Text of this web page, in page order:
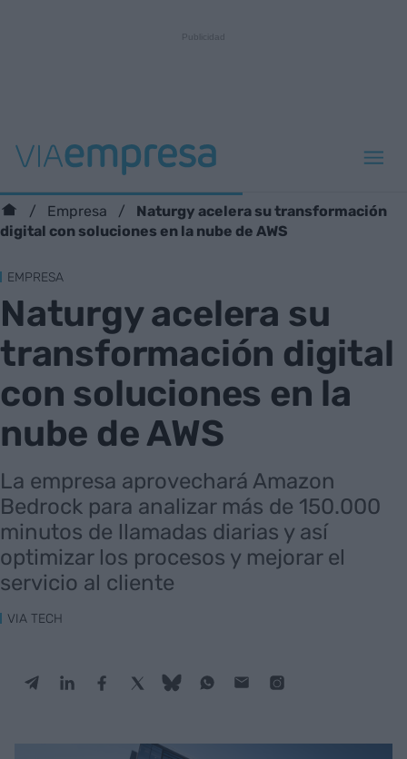
Empresa
Naturgy acelera su transformación
digital con soluciones en la nube de AWS
EMPRESA
Naturgy acelera su
transformación digital
con soluciones en la
nube de AWS
La empresa aprovechará Amazon
Bedrock para analizar más de 150.000
minutos de llamadas diarias y así
optimizar los procesos y mejorar el
servicio al cliente
VIA TECH